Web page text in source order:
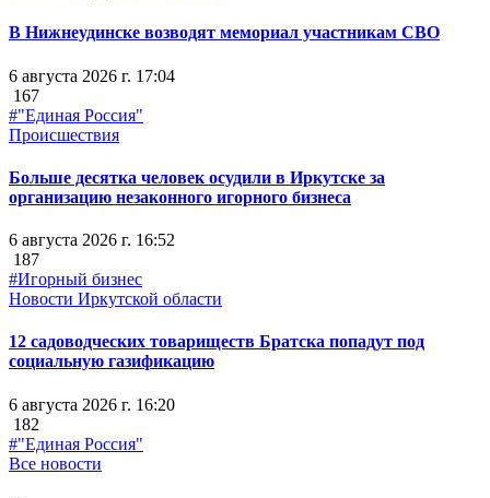
В Нижнеудинске возводят мемориал участникам СВО
6 августа 2026 г. 17:04
167
#"Единая Россия"
Происшествия
Больше десятка человек осудили в Иркутске за
организацию незаконного игорного бизнеса
6 августа 2026 г. 16:52
187
#Игорный бизнес
Новости Иркутской области
12 садоводческих товариществ Братска попадут под
социальную газификацию
6 августа 2026 г. 16:20
182
#"Единая Россия"
Все новости